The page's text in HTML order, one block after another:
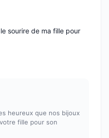
sourire de ma fille pour
heureux que nos bijoux
fille pour son